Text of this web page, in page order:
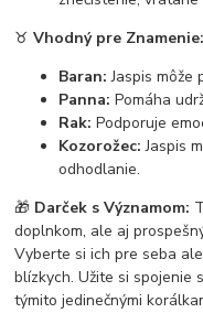
♉Vhodný pre Znamenie:
Baran: Jaspis môže
Panna: Pomáha
Rak: Podporuje
Kozorožec: Jaspis
odhodlanie.
🎁 Darček s Významom:
doplnkom, ale aj
Vyberte si ich pre seba
blízkych. Užite si spojenie
týmito jedinečnými